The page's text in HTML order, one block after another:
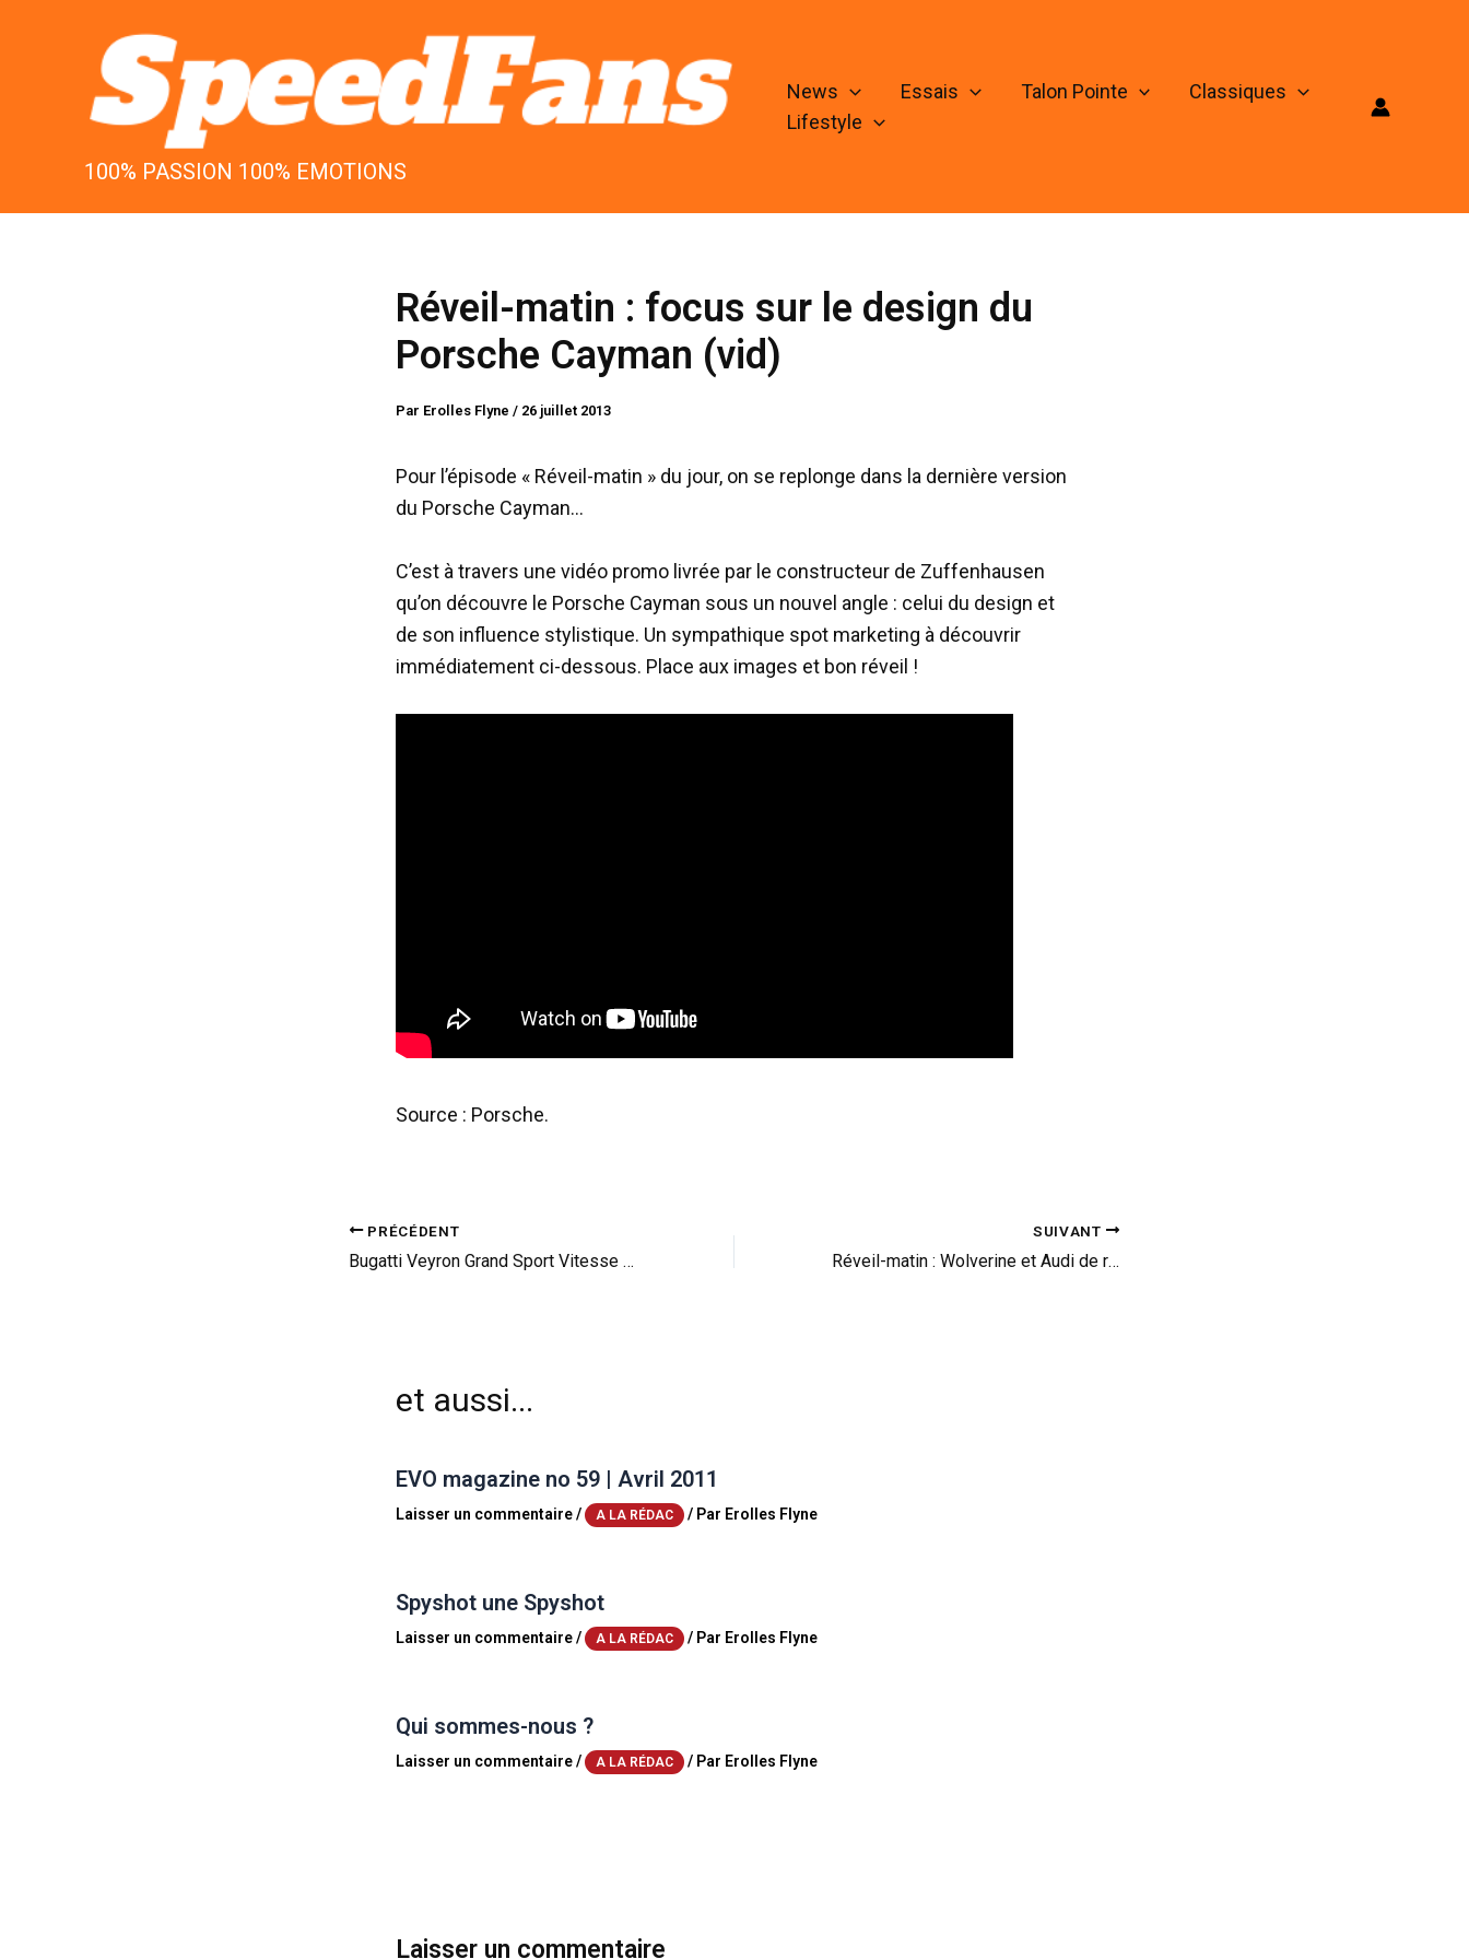
100% PASSION 100% EMOTIONS
News Essais Talon Pointe
Classiques
Lifestyle
Réveil-matin : focus sur le design du
Porsche Cayman (vid)
Par Erolles Flyne / 26 juillet 2013
Pour l’épisode « Réveil-matin » du jour, on se replonge dans la dernière version
du Porsche Cayman…
C’est à travers une vidéo promo livrée par le constructeur de Zuffenhausen
qu’on découvre le Porsche Cayman sous un nouvel angle : celui du design et
de son influence stylistique. Un sympathique spot marketing à découvrir
immédiatement ci-dessous. Place aux images et bon réveil !
Source : Porsche.
PRÉCÉDENT
Bugatti Veyron Grand Sport Vitesse Jean-Pierre Wimille
SUIVANT
Réveil-matin : Wolverine et Audi de retour (vid)
et aussi...
EVO magazine no 59 | Avril 2011
Laisser un commentaire/ A LA RÉDAC / Par Erolles Flyne
Spyshot une Spyshot
Laisser un commentaire/ A LA RÉDAC / Par Erolles Flyne
Qui sommes-nous ?
Laisser un commentaire/ A LA RÉDAC / Par Erolles Flyne
Laisser un commentaire